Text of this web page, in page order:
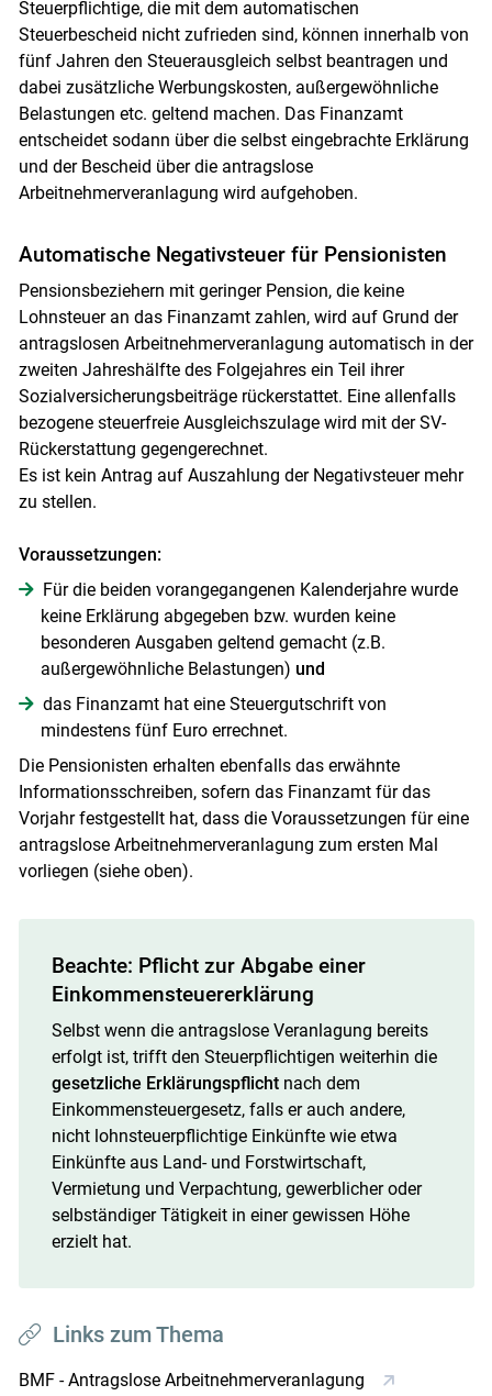
Steuerpflichtige, die mit dem automatischen
Steuerbescheid nicht zufrieden sind, können innerhalb von
fünf Jahren den Steuerausgleich selbst beantragen und
dabei zusätzliche Werbungskosten, außergewöhnliche
Belastungen etc. geltend machen. Das Finanzamt
entscheidet sodann über die selbst eingebrachte Erklärung
und der Bescheid über die antragslose
Arbeitnehmerveranlagung wird aufgehoben.
Automatische Negativsteuer für Pensionisten
Pensionsbeziehern mit geringer Pension, die keine
Lohnsteuer an das Finanzamt zahlen, wird auf Grund der
antragslosen Arbeitnehmerveranlagung automatisch in der
zweiten Jahreshälfte des Folgejahres ein Teil ihrer
Sozialversicherungsbeiträge rückerstattet. Eine allenfalls
bezogene steuerfreie Ausgleichszulage wird mit der SV-
Rückerstattung gegengerechnet.
Es ist kein Antrag auf Auszahlung der Negativsteuer mehr
zu stellen.
Voraussetzungen:
Für die beiden vorangegangenen Kalenderjahre wurde
keine Erklärung abgegeben bzw. wurden keine
besonderen Ausgaben geltend gemacht (z.B.
außergewöhnliche Belastungen) und
das Finanzamt hat eine Steuergutschrift von
mindestens fünf Euro errechnet.
Die Pensionisten erhalten ebenfalls das erwähnte
Informationsschreiben, sofern das Finanzamt für das
Vorjahr festgestellt hat, dass die Voraussetzungen für eine
antragslose Arbeitnehmerveranlagung zum ersten Mal
vorliegen (siehe oben).
Beachte: Pflicht zur Abgabe einer
Einkommensteuererklärung
Selbst wenn die antragslose Veranlagung bereits
erfolgt ist, trifft den Steuerpflichtigen weiterhin die
gesetzliche Erklärungspflicht nach dem
Einkommensteuergesetz, falls er auch andere,
nicht lohnsteuerpflichtige Einkünfte wie etwa
Einkünfte aus Land- und Forstwirtschaft,
Vermietung und Verpachtung, gewerblicher oder
selbständiger Tätigkeit in einer gewissen Höhe
erzielt hat.
Links zum Thema
BMF - Antragslose Arbeitnehmerveranlagung